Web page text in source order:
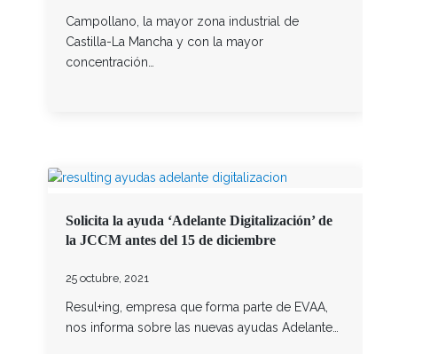
Campollano, la mayor zona industrial de
Castilla-La Mancha y con la mayor
concentración…
Solicita la ayuda ‘Adelante Digitalización’ de
la JCCM antes del 15 de diciembre
25 octubre, 2021
Resul+ing, empresa que forma parte de EVAA,
nos informa sobre las nuevas ayudas Adelante…